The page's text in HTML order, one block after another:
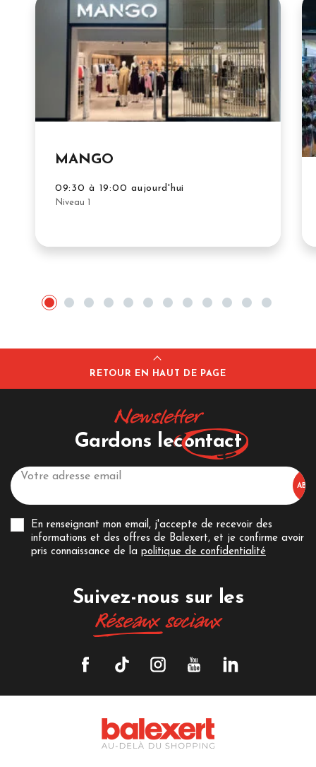
MANGO
09:30 à 19:00 aujourd'hui
Niveau 1
RETOUR EN HAUT DE PAGE
Newsletter
Gardons lecontact
En renseignant mon email, j'accepte de recevoir des
informations et des offres de Balexert, et je confirme avoir
pris connaissance de la politique de confidentialité
Suivez-nous sur les
Réseauxsociaux